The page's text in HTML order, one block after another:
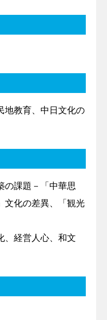
地教育、中日文化の
の課題－「中華思
文化の差異、「観光
、経営人心、和文